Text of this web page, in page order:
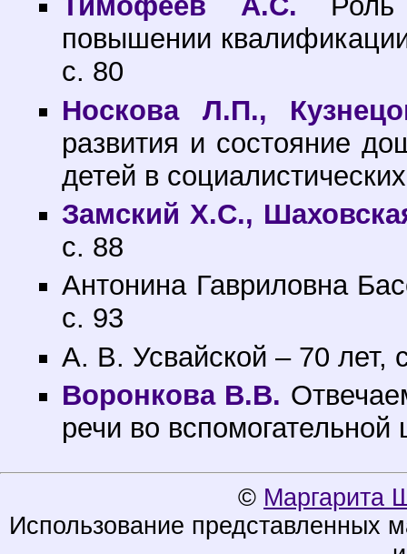
повышении
с. 80
Носкова Л.П.,
развития и состояние
детей в
Замский X.С.,
с. 88
Антонина Гавриловна
с. 93
А. В. Усвайской – 70 лет,
Воронкова В.В.
речи во
© Маргарита
Использование представленных